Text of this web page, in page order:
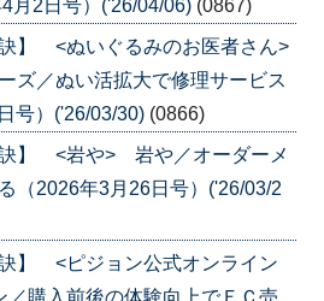
月2日号）('26/04/06) (0867)
訣】 <ぬいぐるみのお医者さん>
ズ／ぬい活拡大で修理サービス
号）('26/03/30) (0866)
訣】 <岩や> 岩や／オーダーメ
（2026年3月26日号）('26/03/2
訣】 <ピジョン公式オンライン